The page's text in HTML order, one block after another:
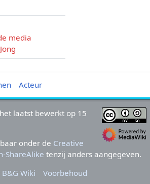
media
Acteur
laatst bewerkt op 15
onder de Creative
ShareAlike tenzij anders aangegeven.
Wiki Voorbehoud